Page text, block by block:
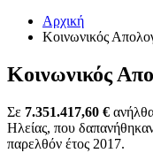
Αρχική
Κοινωνικός
Κοινωνικός
Σε 7.351.417,60 €
Ηλείας, που
παρελθόν έτος 2017.